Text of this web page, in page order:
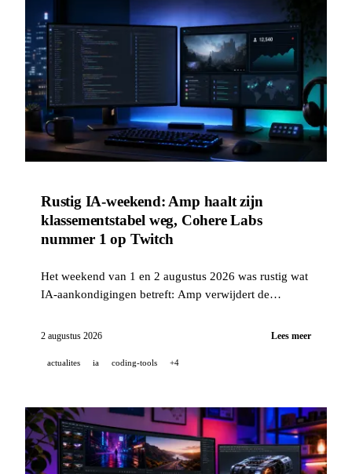
Rustig IA-weekend: Amp haalt zijn
klassementstabel weg, Cohere Labs
nummer 1 op Twitch
Het weekend van 1 en 2 augustus 2026 was rustig wat
IA-aankondigingen betreft: Amp verwijdert de
Cohere kondigt aan dat zijn Twitch-streams nummer 1
2 augustus 2026 Lees meer
actualites ia coding-tools +4